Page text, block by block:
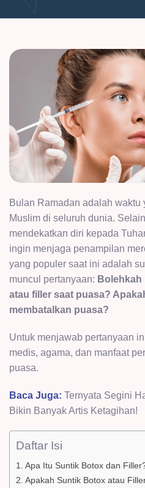
Bulan Ramadan adalah waktu
Muslim di seluruh dunia.
mendekatkan diri kepada
ingin menjaga penampilan
yang populer saat ini adalah
muncul pertanyaan:
atau filler saat puasa?
membatalkan puasa?
Untuk menjawab pertanyaan
medis, agama, dan manfaat
puasa.
Baca Juga: Ternyata Segini
Bikin Banyak Artis Ketagihan!
Daftar Isi
Apa Itu Suntik Botox dan
Apakah Suntik Botox atau